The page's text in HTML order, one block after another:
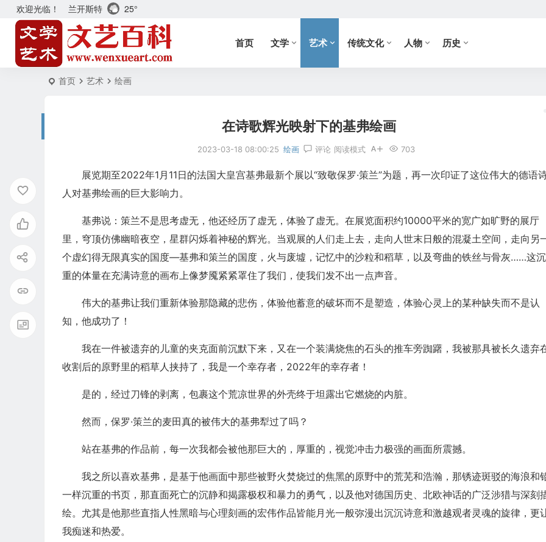
欢迎光临！ 兰开斯特 25°
首页 文学 艺术 传统文化 人物 历史
首页 艺术 绘画
在诗歌辉光映射下的基弗绘画
2023-03-18 08:00:25 绘画 评论 703
阅读模式
展览期至2022年1月11日的法国大皇宫基弗最新个展以“致敬保罗·策兰”为题，再一次印证了这位伟大的德语
人对基弗绘画的巨大影响力。
基弗说：策兰不是思考虚无，他还经历了虚无，体验了虚无。在展览面积约10000平米的宽广如旷野的展厅
里，穹顶仿佛幽暗夜空，星群闪烁着神秘的辉光。当观展的人们走上去，走向人世末日般的混凝土空间，走向另
个虚幻得无限真实的国度―基弗和策兰的国度，火与废墟，记忆中的沙粒和稻草，以及弯曲的铁丝与骨灰……这沉
重的体量在充满诗意的画布上像梦魇紧紧罩住了我们，使我们发不出一点声音。
伟大的基弗让我们重新体验那隐藏的悲伤，体验他蓄意的破坏而不是塑造，体验心灵上的某种缺失而不是认
知，他成功了！
我在一件被遗弃的儿童的夹克面前沉默下来，又在一个装满烧焦的石头的推车旁踟躇，我被那具被长久遗弃
收割后的原野里的稻草人挟持了，我是一个幸存者，2022年的幸存者！
是的，经过刀锋的剥离，包裹这个荒凉世界的外壳终于坦露出它燃烧的内脏。
然而，保罗·策兰的麦田真的被伟大的基弗犁过了吗？
站在基弗的作品前，每一次我都会被他那巨大的，厚重的，视觉冲击力极强的画面所震撼。
我之所以喜欢基弗，是基于他画面中那些被野火焚烧过的焦黑的原野中的荒芜和浩瀚，那锈迹斑驳的海浪和
一样沉重的书页，那直面死亡的沉静和揭露极权和暴力的勇气，以及他对德国历史、北欧神话的广泛涉猎与深刻
绘。尤其是他那些直指人性黑暗与心理刻画的宏伟作品皆能月光一般弥漫出沉沉诗意和激越观者灵魂的旋律，更
我痴迷和热爱。